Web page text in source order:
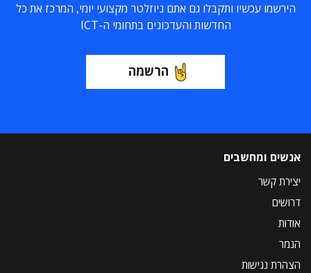
הירשמו עכשיו ותקבלו גם אתם ניוזלטר מקצועי יומי, המרכז את כל
החדשות והעדכונים בתחומי ה-ICT
הרשמה
אנשים ומחשבים
יצירת קשר
דרושים
אודות
הנמר
הצהרת נגישות